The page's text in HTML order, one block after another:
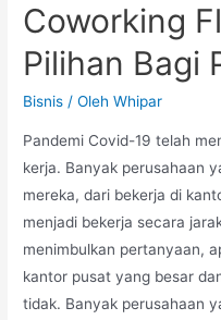
Coworking
Pilihan Bagi
Bisnis / OlehWhipar
Pandemi Covid-19 telah
kerja. Banyak perusahaan
mereka, dari bekerja di
menjadi bekerja secara
menimbulkan pertanyaan,
kantor pusat yang besar
tidak. Banyak perusahaan